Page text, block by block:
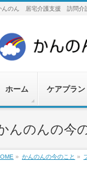
んのん 居宅介護支援 訪問
ホーム ケアプラン
んのんの今
» かんのんの今のこと »